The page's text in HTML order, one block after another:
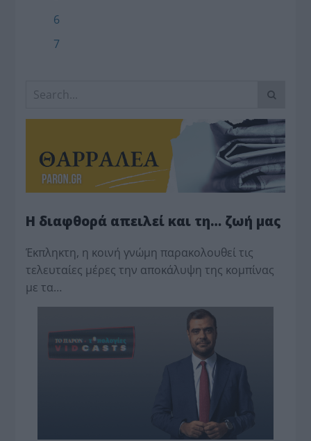
6
7
Η διαφθορά απειλεί και τη… ζωή μας
Έκπληκτη, η κοινή γνώμη παρακολουθεί τις
τελευταίες μέρες την αποκάλυψη της κο­μπίνας
με τα…